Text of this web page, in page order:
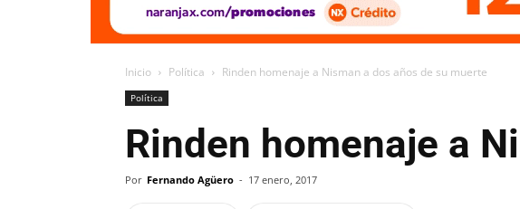
Inicio Política Rinden homenaje a Nisman a dos años de su muerte
Política
Rinden homenaje a
Por Fernando Agüero - 17 enero, 2017